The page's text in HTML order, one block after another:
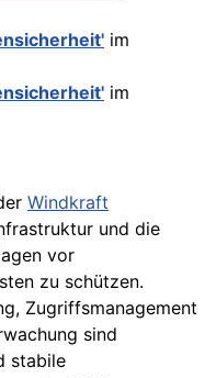
im
im
Windkraft
und die
vor
zu schützen.
Zugriffsmanagement
sind
stabile